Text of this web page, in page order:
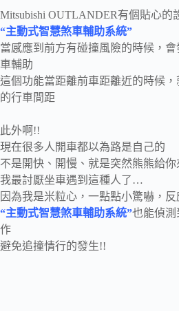
Mitsubishi OUTLANDER有個貼心的
“主動式智慧煞車輔助系統”
當感應到前方有碰撞風險的時候，
車輔助
這個功能當距離前車距離近的時候
的行車間距
此外啊!!
現在很多人開車都以為路是自己的
不是開快、開慢、就是突然熊熊給你
我最討厭坐車遇到這種人了…
因為我是米粒心，一點點小驚嚇，
“主動式智慧煞車輔助系統”也能偵測
作
避免追撞情行的發生!!